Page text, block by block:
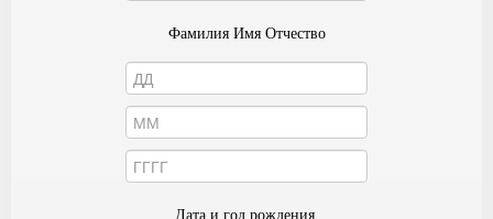
Фамилия Имя Отчество
Дата и год рождения.